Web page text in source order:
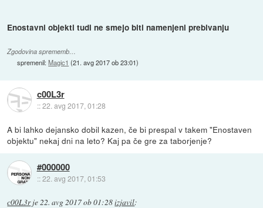
Enostavni objekti tudi ne smejo biti namenjeni prebivanju
Zgodovina sprememb…
spremenil:Magic1 (21. avg 2017 ob 23:01)
c00L3r
::22. avg 2017, 01:28
A bi lahko dejansko dobil kazen, če bi prespal v takem "Enostaven
objektu" nekaj dni na leto? Kaj pa če gre za taborjenje?
#000000
::22. avg 2017, 01:53
c00L3rje22. avg 2017 ob 01:28izjavil: